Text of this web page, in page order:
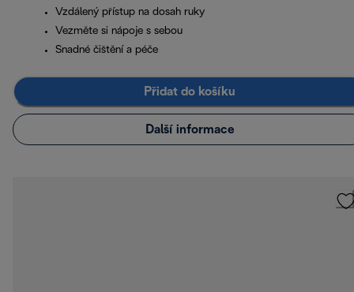
Vzdálený přístup na dosah ruky
Vezměte si nápoje s sebou
Snadné čištění a péče
Přidat do košíku
Další informace